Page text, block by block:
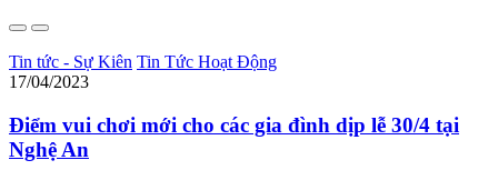
Tin tức - Sự Kiên Tin Tức Hoạt Động
17/04/2023
Điểm vui chơi mới cho các gia đình dịp lễ 30/4 tại
Nghệ An